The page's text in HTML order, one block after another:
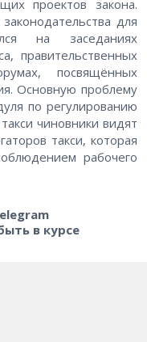
проектов закона.
для
на заседаниях
правительственных
посвящённых
Основную проблему
по регулированию
чиновники видят
такси, которая
рабочего
в курсе